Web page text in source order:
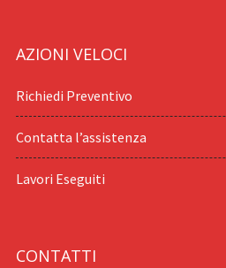
AZIONI VELOCI
Richiedi Preventivo
Contatta l’assistenza
Lavori Eseguiti
CONTATTI